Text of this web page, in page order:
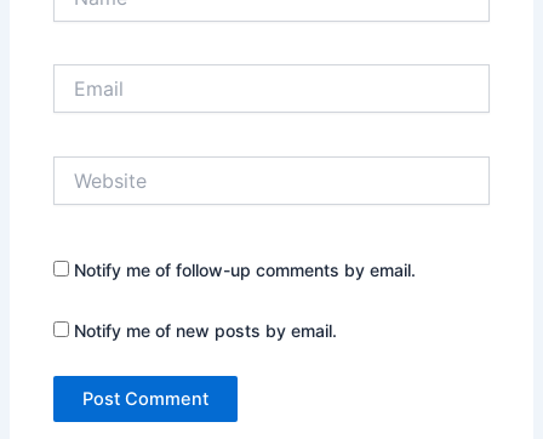
Notify me of follow-up comments by email.
Notify me of new posts by email.